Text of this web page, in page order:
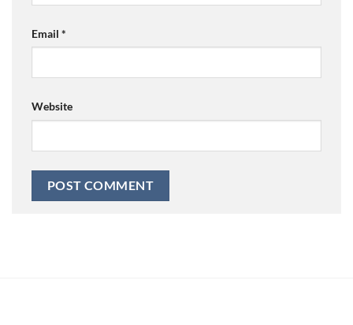
Email *
Website